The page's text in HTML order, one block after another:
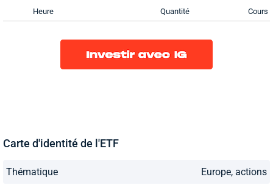
Heure Quantité Cours
Carte d'identité de l'ETF
Thématique Europe, actions